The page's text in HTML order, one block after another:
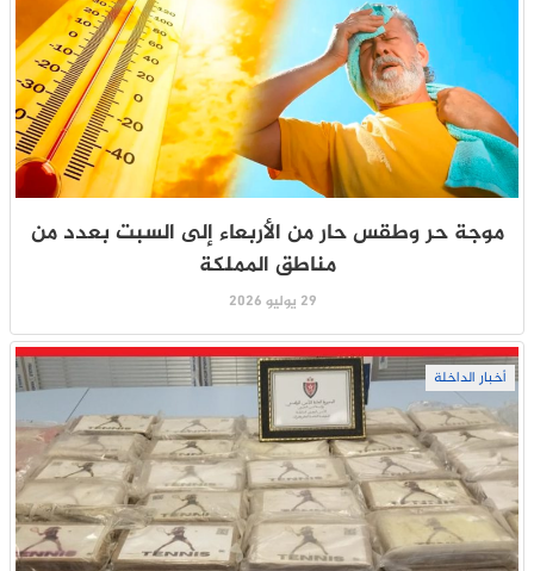
موجة حر وطقس حار من الأربعاء إلى السبت بعدد من
مناطق المملكة
29 يوليو 2026
أخبار الداخلة